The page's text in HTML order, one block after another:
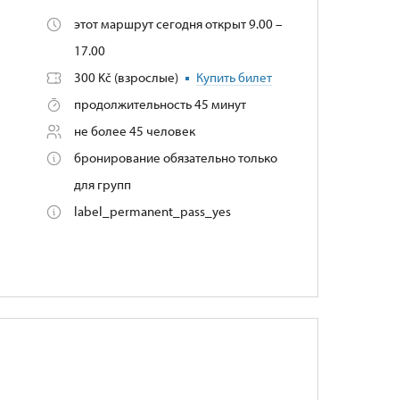
этот маршрут сегодня открыт 9.00 –
17.00
300 Kč (взрослые)
Купить билет
продолжительность 45 минут
не более 45 человек
бронирование обязательно только
для групп
label_permanent_pass_yes